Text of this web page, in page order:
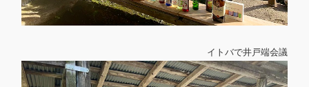
イトバで井戸端会議